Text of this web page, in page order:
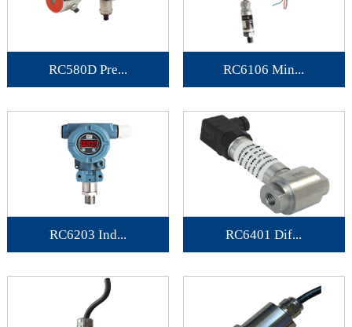
RC580D Pre... RC6106 Min...
RC6203 Ind... RC6401 Dif...